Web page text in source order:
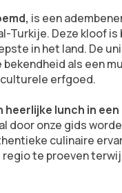
is een
Turkije. Deze kloof
in het land. De
als een
erfgoed.
heerlijke lunch in
door onze gids
culinaire
regio te proeven